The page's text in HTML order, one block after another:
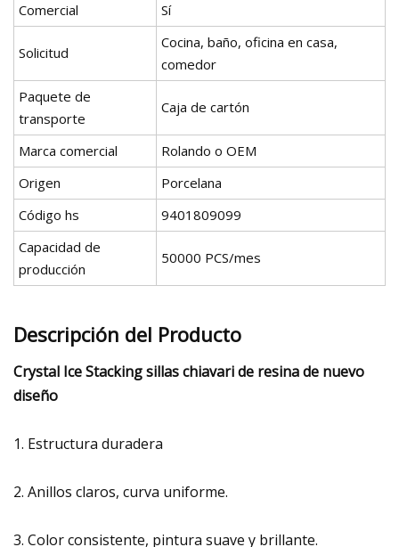
Comercial Sí
Solicitud
Cocina, baño, oficina en casa,
comedor
Paquete de
transporte
Caja de cartón
Marca comercial
Rolando o OEM
Origen
Porcelana
Código hs
9401809099
Capacidad de
producción
50000 PCS/mes
Descripción del Producto
Crystal Ice Stacking sillas chiavari de resina de nuevo
diseño
1. Estructura duradera
2. Anillos claros, curva uniforme.
3. Color consistente, pintura suave y brillante.